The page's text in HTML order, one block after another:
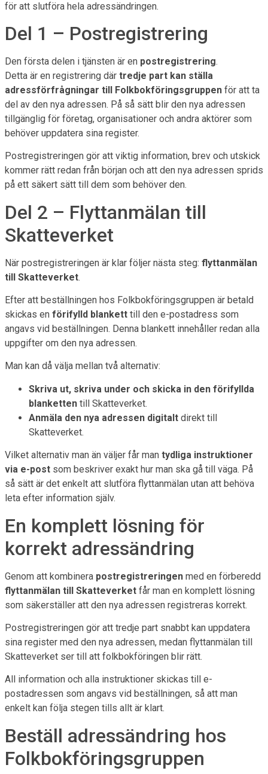
för att slutföra hela adressändringen.
Del 1 – Postregistrering
Den första delen i tjänsten är en postregistrering.
Detta är en registrering där tredje part kan ställa
adressförfrågningar till Folkbokföringsgruppen för att ta
del av den nya adressen. På så sätt blir den nya adressen
tillgänglig för företag, organisationer och andra aktörer som
behöver uppdatera sina register.
Postregistreringen gör att viktig information, brev och utskick
kommer rätt redan från början och att den nya adressen sprids
på ett säkert sätt till dem som behöver den.
Del 2 – Flyttanmälan till
Skatteverket
När postregistreringen är klar följer nästa steg: flyttanmälan
till Skatteverket.
Efter att beställningen hos Folkbokföringsgruppen är betald
skickas en förifylld blankett till den e-postadress som
angavs vid beställningen. Denna blankett innehåller redan alla
uppgifter om den nya adressen.
Man kan då välja mellan två alternativ:
Skriva ut, skriva under och skicka in den förifyllda
blanketten till Skatteverket.
Anmäla den nya adressen digitalt direkt till
Skatteverket.
Vilket alternativ man än väljer får man tydliga instruktioner
via e-post som beskriver exakt hur man ska gå till väga. På
så sätt är det enkelt att slutföra flyttanmälan utan att behöva
leta efter information själv.
En komplett lösning för
korrekt adressändring
Genom att kombinera postregistreringen med en förberedd
flyttanmälan till Skatteverket får man en komplett lösning
som säkerställer att den nya adressen registreras korrekt.
Postregistreringen gör att tredje part snabbt kan uppdatera
sina register med den nya adressen, medan flyttanmälan till
Skatteverket ser till att folkbokföringen blir rätt.
All information och alla instruktioner skickas till e-
postadressen som angavs vid beställningen, så att man
enkelt kan följa stegen tills allt är klart.
Beställ adressändring hos
Folkbokföringsgruppen